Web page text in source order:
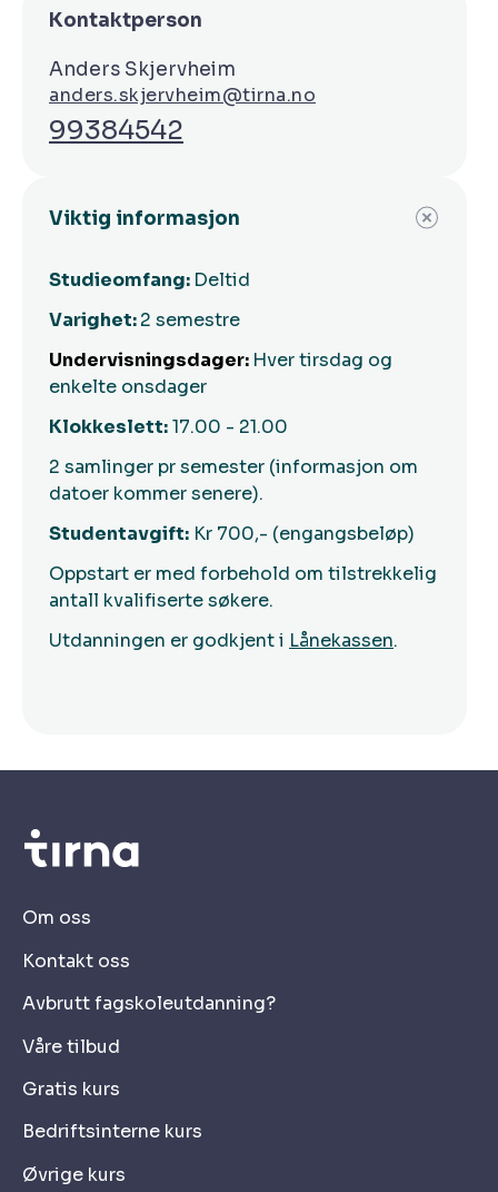
Kontaktperson
Anders Skjervheim
anders.skjervheim@tirna.no
99384542
Viktig informasjon
Studieomfang: Deltid
Varighet:2 semestre
Undervisningsdager: Hver tirsdag og
enkelte onsdager
Klokkeslett:17.00 - 21.00
2 samlinger pr semester (informasjon om
datoer kommer senere).
Studentavgift: Kr 700,- (engangsbeløp)
Oppstart er med forbehold om tilstrekkelig
antall kvalifiserte søkere.
Utdanningen er godkjent i Lånekassen.
Om oss
Kontakt oss
Avbrutt fagskoleutdanning?
Våre tilbud
Gratis kurs
Bedriftsinterne kurs
Øvrige kurs